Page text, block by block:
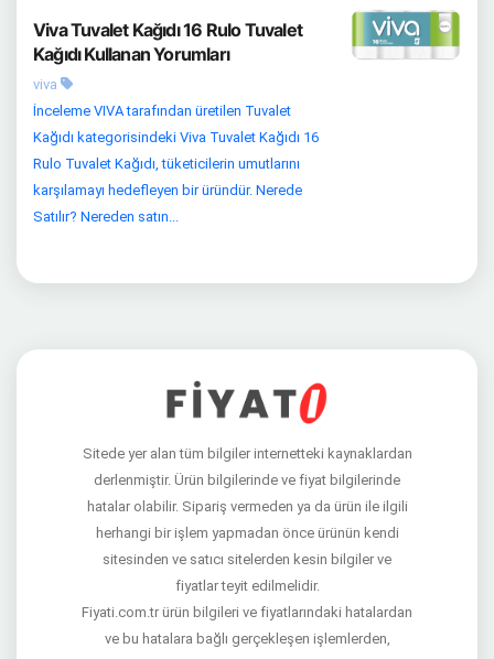
Viva Tuvalet Kağıdı 16 Rulo Tuvalet
Kağıdı Kullanan Yorumları
viva
İnceleme VIVA tarafından üretilen Tuvalet
Kağıdı kategorisindeki Viva Tuvalet Kağıdı 16
Rulo Tuvalet Kağıdı, tüketicilerin umutlarını
karşılamayı hedefleyen bir üründür. Nerede
Satılır? Nereden satın...
Sitede yer alan tüm bilgiler internetteki kaynaklardan
derlenmiştir. Ürün bilgilerinde ve fiyat bilgilerinde
hatalar olabilir. Sipariş vermeden ya da ürün ile ilgili
herhangi bir işlem yapmadan önce ürünün kendi
sitesinden ve satıcı sitelerden kesin bilgiler ve
fiyatlar teyit edilmelidir.
Fiyati.com.tr ürün bilgileri ve fiyatlarındaki hatalardan
ve bu hatalara bağlı gerçekleşen işlemlerden,